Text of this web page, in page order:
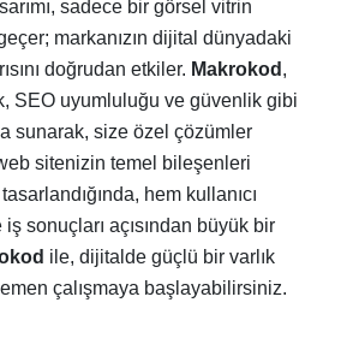
sadece bir görsel vitrin
markanızın dijital dünyadaki
doğrudan etkiler. Makrokod ,
SEO uyumluluğu ve güvenlik gibi
sunarak, size özel çözümler
sitenizin temel bileşenleri
hem kullanıcı
sonuçları açısından büyük bir
ile, dijitalde güçlü bir varlık
çalışmaya başlayabilirsiniz.